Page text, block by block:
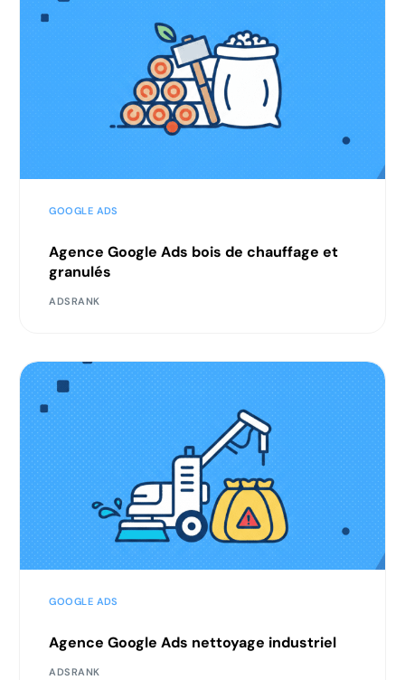
GOOGLE ADS
Agence Google Ads bois de chauffage et
granulés
ADSRANK
GOOGLE ADS
Agence Google Ads nettoyage industriel
ADSRANK